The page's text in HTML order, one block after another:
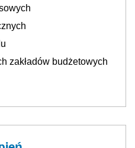
zakładów budżetowych